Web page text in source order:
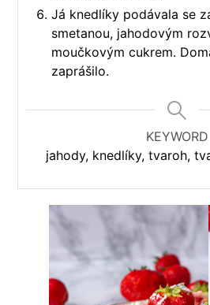
Já knedlíky podávala se
smetanou, jahodovým
moučkovým cukrem.
zaprášilo.
KEYWORD
jahody, knedlíky, tvaroh,